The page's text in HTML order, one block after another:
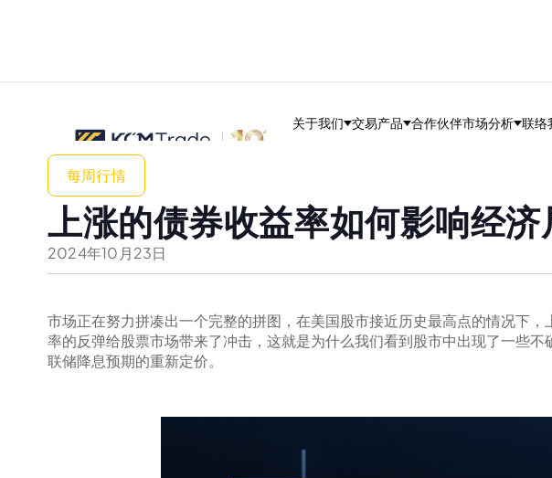
关于我们 交易产品 合作伙伴市场分析 联络
每周行情
上涨的债券收益率如何影响经济
2024年10 月23日
市场正在努力拼凑出一个完整的拼图，在美国股市接近历史最高点的情况下
率的反弹给股票市场带来了冲击，这就是为什么我们看到股市中出现了一些
联储降息预期的重新定价。